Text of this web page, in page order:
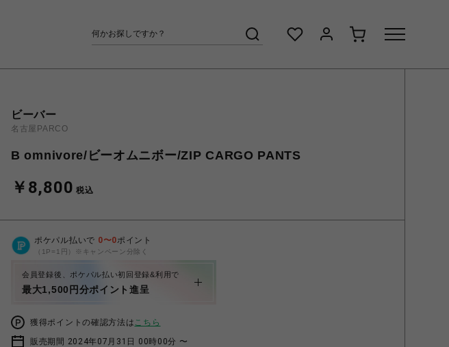
ビーバー
名古屋PARCO
B omnivore/ビーオムニボー/ZIP CARGO PANTS
￥8,800 税込
ポケパル払いで 0〜0ポイント
（1P=1円）※キャンペーン分除く
会員登録後、ポケパル払い初回登録&利用で
最大1,500円分ポイント進呈
獲得ポイントの確認方法はこちら
販売期間 2024年07月31日 00時00分 〜